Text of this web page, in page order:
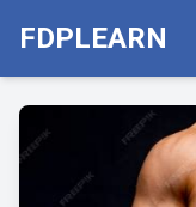
FDPLEARN